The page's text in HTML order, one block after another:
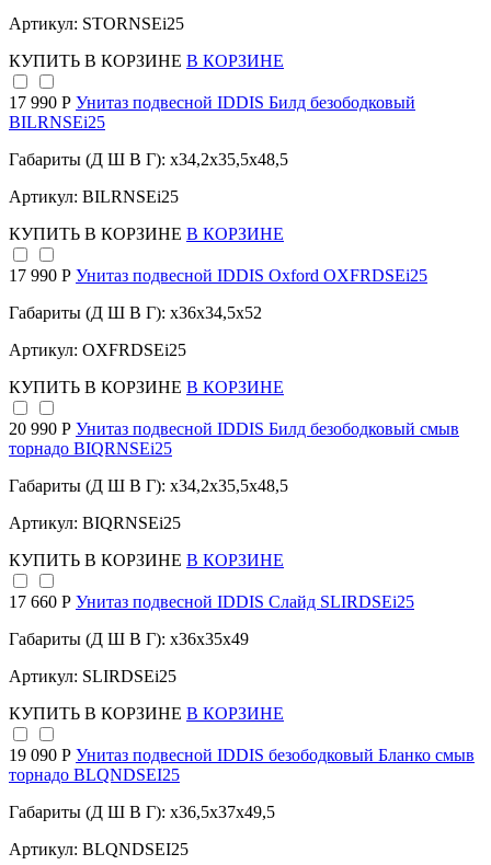
Артикул: STORNSEi25
КУПИТЬ В КОРЗИНЕ В КОРЗИНЕ
17 990 Р Унитаз подвесной IDDIS Билд безободковый
BILRNSEi25
Габариты (Д Ш В Г): x34,2x35,5x48,5
Артикул: BILRNSEi25
КУПИТЬ В КОРЗИНЕ В КОРЗИНЕ
17 990 Р Унитаз подвесной IDDIS Oxford OXFRDSEi25
Габариты (Д Ш В Г): x36x34,5x52
Артикул: OXFRDSEi25
КУПИТЬ В КОРЗИНЕ В КОРЗИНЕ
20 990 Р Унитаз подвесной IDDIS Билд безободковый смыв
торнадо BIQRNSEi25
Габариты (Д Ш В Г): x34,2x35,5x48,5
Артикул: BIQRNSEi25
КУПИТЬ В КОРЗИНЕ В КОРЗИНЕ
17 660 Р Унитаз подвесной IDDIS Слайд SLIRDSEi25
Габариты (Д Ш В Г): x36x35x49
Артикул: SLIRDSEi25
КУПИТЬ В КОРЗИНЕ В КОРЗИНЕ
19 090 Р Унитаз подвесной IDDIS безободковый Бланко смыв
торнадо BLQNDSEI25
Габариты (Д Ш В Г): x36,5x37x49,5
Артикул: BLQNDSEI25